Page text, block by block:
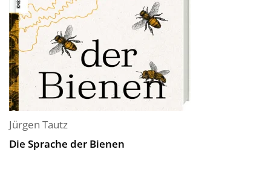
Jürgen Tautz
Die Sprache der Bienen